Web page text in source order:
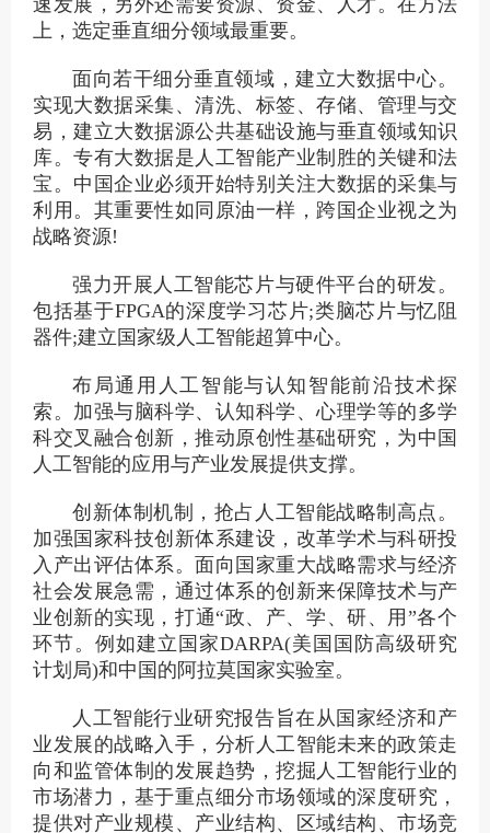
速发展，另外还需要资源、资金、人才。在方法
上，选定垂直细分领域最重要。
面向若干细分垂直领域，建立大数据中心。
实现大数据采集、清洗、标签、存储、管理与交
易，建立大数据源公共基础设施与垂直领域知识
库。专有大数据是人工智能产业制胜的关键和法
宝。中国企业必须开始特别关注大数据的采集与
利用。其重要性如同原油一样，跨国企业视之为
战略资源!
强力开展人工智能芯片与硬件平台的研发。
包括基于FPGA的深度学习芯片;类脑芯片与忆阻
器件;建立国家级人工智能超算中心。
布局通用人工智能与认知智能前沿技术探
索。加强与脑科学、认知科学、心理学等的多学
科交叉融合创新，推动原创性基础研究，为中国
人工智能的应用与产业发展提供支撑。
创新体制机制，抢占人工智能战略制高点。
加强国家科技创新体系建设，改革学术与科研投
入产出评估体系。面向国家重大战略需求与经济
社会发展急需，通过体系的创新来保障技术与产
业创新的实现，打通“政、产、学、研、用”各个
环节。例如建立国家DARPA(美国国防高级研究
计划局)和中国的阿拉莫国家实验室。
人工智能行业研究报告旨在从国家经济和产
业发展的战略入手，分析人工智能未来的政策走
向和监管体制的发展趋势，挖掘人工智能行业的
市场潜力，基于重点细分市场领域的深度研究，
提供对产业规模、产业结构、区域结构、市场竞